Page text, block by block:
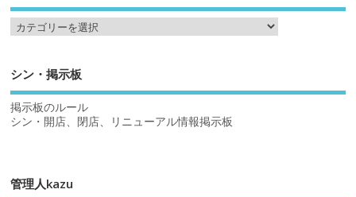
シン・掲示板
掲示板のルール
シン・開店、閉店、リニューアル情報掲示板
管理人kazu